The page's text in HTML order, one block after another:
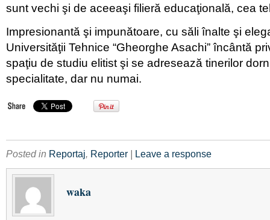
sunt vechi şi de aceeaşi filieră educaţională, cea
Impresionantă şi impunătoare, cu săli înalte şi
Universităţii Tehnice “Gheorghe Asachi” încântă
spaţiu de studiu elitist şi se adresează tinerilor
specialitate, dar nu numai.
Posted in Reportaj, Reporter | Leave a response
waka